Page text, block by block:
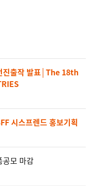
진출작 발표│The 18th
시스프렌드 홍보기획
공모 마감